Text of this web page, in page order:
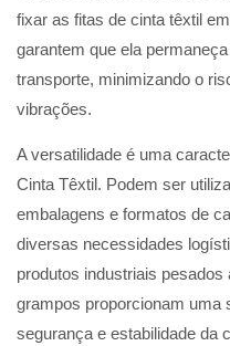
fixar as fitas de cinta têxtil
garantem que ela
transporte, minimizando o
vibrações.
A versatilidade é uma
Cinta Têxtil. Podem ser
embalagens e formatos de
diversas necessidades
produtos industriais
grampos proporcionam uma
segurança e estabilidade da